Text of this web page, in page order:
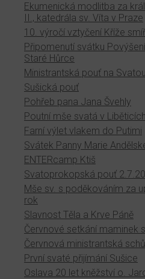
Ekumenická modlitba za
II., katedrála sv. Víta v Praze
10. výročí vztyčení Kříže
Připomenutí svátku
Staré Hůrce
Ministrantská pouť na
Sušická pouť
Pohřeb pana Jana Švehly
Poutní mše svatá v Liběticích
Farní výlet vlakem do Putimi
Svátek Panny Marie
ENTERcamp Ktiš
Svatoprokopská pouť
Mše sv. s poděkováním za
rok
Slavnost Těla a Krve Páně
Červnové setkání maminek
Červnová ministrantská
První svaté přijímání Sušice
Oslava 20 let kněžství o.